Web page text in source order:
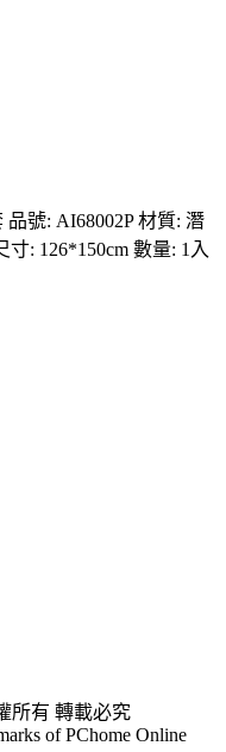
號: AI68002P 材質: 潛
: 126*150cm 數量: 1入
所有 轉載必究
of PChome Online